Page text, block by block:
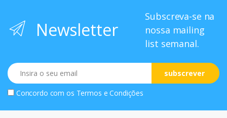
Newsletter
Subscreva-se na
nossa mailing
list semanal.
Email
subscrever
Concordo com os Termos e Condições